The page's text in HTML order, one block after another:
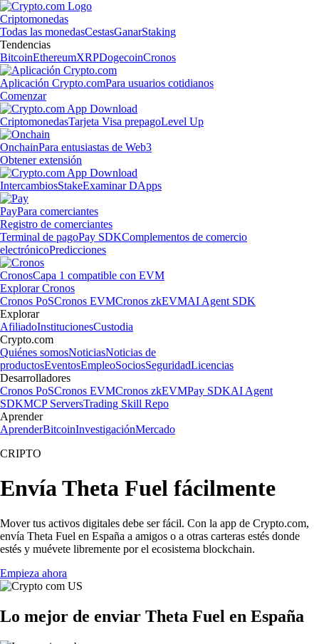
Criptomonedas
Todas las monedasCestasGanarStaking
Tendencias
BitcoinEthereumXRPDogecoinCronos
Aplicación Crypto.comPara usuarios cotidianos
Comenzar
CriptomonedasTarjeta Visa prepagoLevel Up
OnchainPara entusiastas de Web3
Obtener extensión
IntercambiosStakeExaminar DApps
PayPara comerciantes
Registro de comerciantes
Terminal de pagoPay SDKComplementos de comercio
electrónicoPredicciones
CronosCapa 1 compatible con EVM
Explorar Cronos
Cronos PoSCronos EVMCronos zkEVMAI Agent SDK
Explorar
AfiliadoInstitucionesCustodia
Crypto.com
Quiénes somosNoticiasNoticias de
productosEventosEmpleoSociosSeguridadLicencias
Desarrolladores
Cronos PoSCronos EVMCronos zkEVMPay SDKAI Agent
SDKMCP ServersTrading Skill Repo
Aprender
AprenderBitcoinInvestigaciónMercado
CRIPTO
Envía Theta Fuel fácilmente
Mover tus activos digitales debe ser fácil. Con la app de Crypto.com,
envía Theta Fuel en España a amigos o a otras carteras estés donde
estés y muévete libremente por el ecosistema blockchain.
Empieza ahora
Lo mejor de enviar Theta Fuel en España